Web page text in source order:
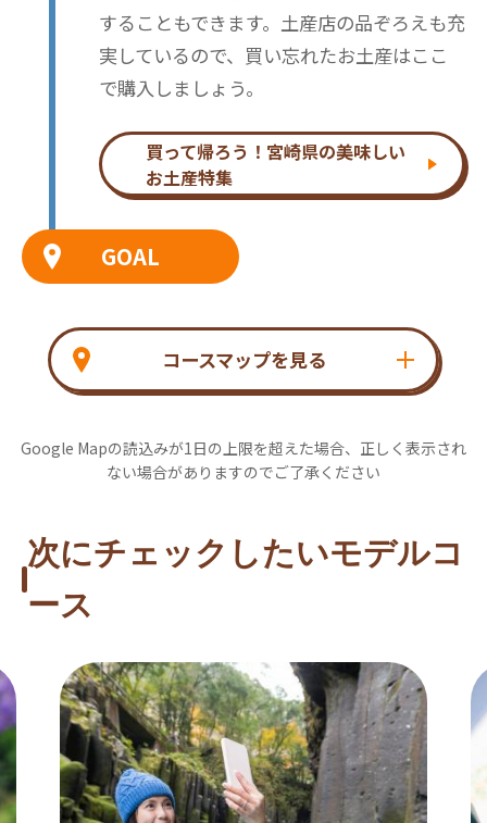
することもできます。土産店の品ぞろえも充
実しているので、買い忘れたお土産はここ
で購入しましょう。
買って帰ろう！宮崎県の美味しい
お土産特集
GOAL
コースマップを見る
Google Mapの読込みが1日の上限を超えた場合、正しく表示され
ない場合がありますのでご了承ください
次にチェックしたいモデルコ
ース